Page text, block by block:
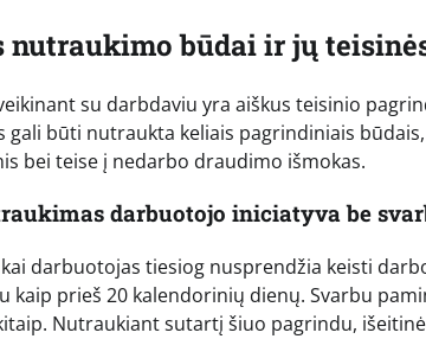
nutraukimo būdai ir jų
su darbdaviu yra aiškus teisinio
gali būti nutraukta keliais pagrindiniais
bei teise į nedarbo draudimo išmokas.
darbuotojo iniciatyva be
darbuotojas tiesiog nusprendžia keisti
kaip prieš 20 kalendorinių dienų. Svarbu
Nutraukiant sutartį šiuo pagrindu,